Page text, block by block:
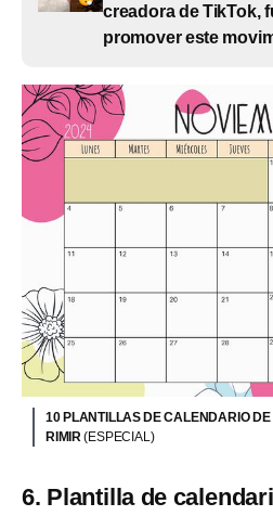
creadora de TikTok,
promover este
10 PLANTILLAS DE CALENDARIO
RIMIR(ESPECIAL)
6. Plantilla de